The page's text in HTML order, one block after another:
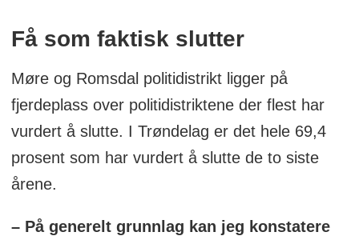
Få som faktisk slutter
Møre og Romsdal politidistrikt ligger på
fjerdeplass over politidistriktene der flest har
vurdert å slutte. I Trøndelag er det hele 69,4
prosent som har vurdert å slutte de to siste
årene.
– På generelt grunnlag kan jeg konstatere